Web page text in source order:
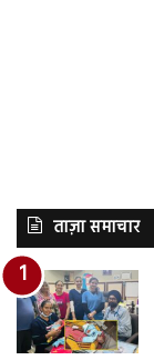
ताज़ा समाचार